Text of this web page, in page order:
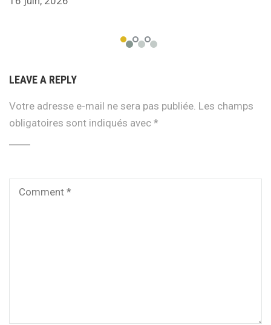
LEAVE A REPLY
Votre adresse e-mail ne sera pas publiée. Les champs
obligatoires sont indiqués avec *